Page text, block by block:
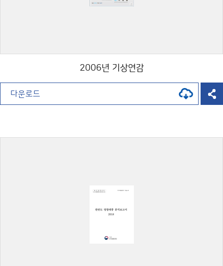
2006년 기상연감
다운로드